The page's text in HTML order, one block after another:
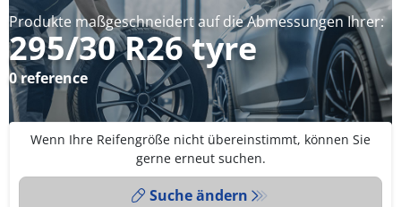
Produkte maßgeschneidert auf die Abmessungen Ihrer:
295/30 R26 tyre
0 reference
Wenn Ihre Reifengröße nicht übereinstimmt, können Sie
gerne erneut suchen.
Suche ändern